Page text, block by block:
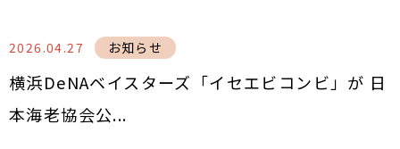
横浜DeNAベイスターズ「イセエビコンビ」が 日
本海老協会公...
2026.04.27 お知らせ